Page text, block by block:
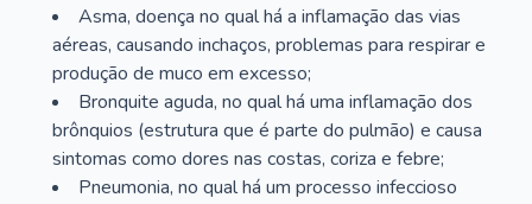
Asma, doença no qual há a inflamação das vias
aéreas, causando inchaços, problemas para respirar e
produção de muco em excesso;
Bronquite aguda, no qual há uma inflamação dos
brônquios (estrutura que é parte do pulmão) e causa
sintomas como dores nas costas, coriza e febre;
Pneumonia, no qual há um processo infeccioso